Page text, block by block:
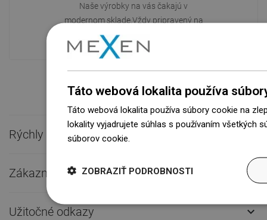
Naše výrobky na vás čakajú v
modernom sklade.Vždy pripravený na
prepravu!
Rýchly kontakt
Zákaznícky servis 
Užitočné odkazy 
Táto webová lokalita používa
Táto webová lokalita používa súbory cookie na
lokality vyjadrujete súhlas s používaním všetkých
súborov cookie.
ZOBRAZIŤ PODROBNOSTI